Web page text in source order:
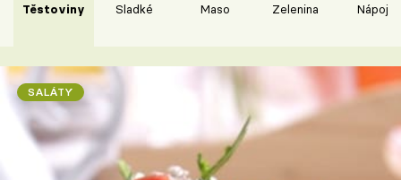
Těstoviny Sladké Maso Zelenina Nápoje
SALÁTY